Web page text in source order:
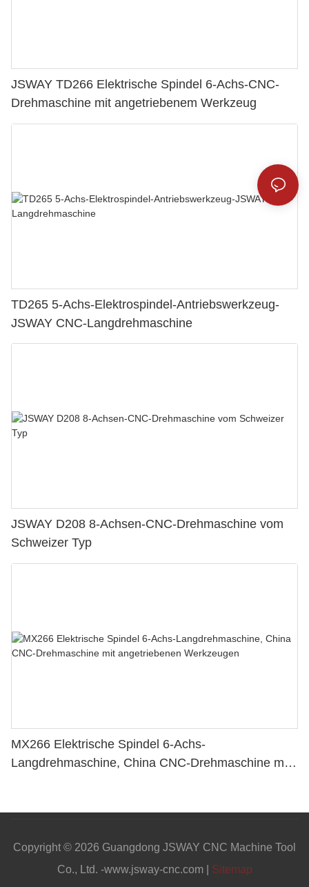
JSWAY TD266 Elektrische Spindel 6-Achs-CNC-
Drehmaschine mit angetriebenem Werkzeug
TD265 5-Achs-Elektrospindel-Antriebswerkzeug-
JSWAY CNC-Langdrehmaschine
JSWAY D208 8-Achsen-CNC-Drehmaschine vom
Schweizer Typ
MX266 Elektrische Spindel 6-Achs-
Langdrehmaschine, China CNC-Drehmaschine mit
Copyright © 2026 Guangdong JSWAY CNC Machine Tool
Co., Ltd. -www.jsway-cnc.com |
Sitemap